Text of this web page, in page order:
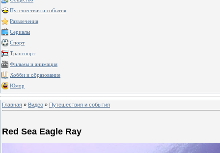
Путешествия и события
Развлечения
Сериалы
Спорт
Транспорт
Фильмы и анимация
Хобби и образование
Юмор
Главная » Видео » Путешествия и события
Red Sea Eagle Ray